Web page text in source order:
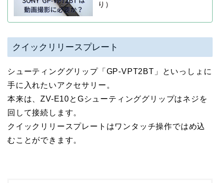
り）
クイックリリースプレート
シューティンググリップ「GP-VPT2BT」といっしょに
手に入れたいアクセサリー。
本来は、ZV-E10とGシューティンググリップはネジを
回して接続します。
クイックリリースプレートはワンタッチ操作ではめ込
むことができます。